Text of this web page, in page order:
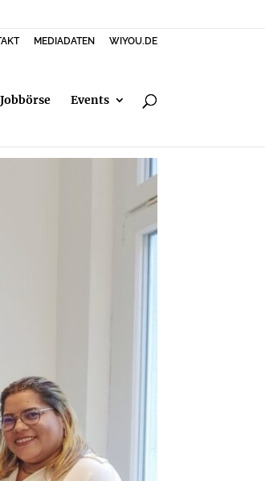
MEDIADATEN WIYOU.DE
Jobbörse Events